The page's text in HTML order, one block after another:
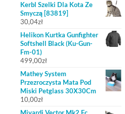
Kerbl Szelki Dla Kota Ze
Smyczą [83819]
30,04zł
Helikon Kurtka Gunfighter
Softshell Black (Ku-Gun-
Fm-01)
499,00zł
Mathey System
Przezroczysta Mata Pod
Miski Petglass 30X30Cm
10,00zł